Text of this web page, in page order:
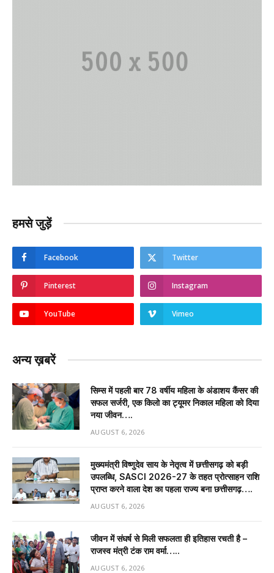
हमसे जुड़ें
Facebook Twitter
Pinterest Instagram
YouTube Vimeo
अन्य ख़बरें
सिम्स में पहली बार 78 वर्षीय महिला के अंडाशय कैंसर की
सफल सर्जरी, एक किलो का ट्यूमर निकाल महिला को दिया
नया जीवन….
AUGUST 6, 2026
मुख्यमंत्री विष्णुदेव साय के नेतृत्व में छत्तीसगढ़ को बड़ी
उपलब्धि, SASCI 2026-27 के तहत प्रोत्साहन राशि
प्राप्त करने वाला देश का पहला राज्य बना छत्तीसगढ़….
AUGUST 6, 2026
जीवन में संघर्ष से मिली सफलता ही इतिहास रचती है –
राजस्व मंत्री टंक राम वर्मा…..
AUGUST 6, 2026